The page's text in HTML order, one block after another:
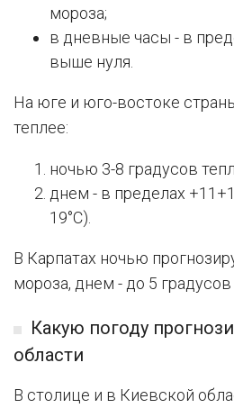
мороза;
в дневные часы - в
выше нуля.
На юге и юго-востоке
теплее:
ночью 3-8 градусов
днем - в пределах
19°C).
В Карпатах ночью
мороза, днем - до 5 градусов
Какую погоду
области
В столице и в Киевской